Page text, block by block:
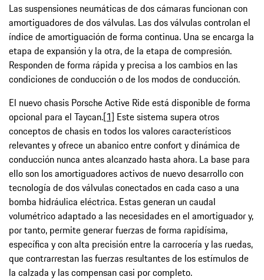
Las suspensiones neumáticas de dos cámaras funcionan con
amortiguadores de dos válvulas. Las dos válvulas controlan el
índice de amortiguación de forma continua. Una se encarga la
etapa de expansión y la otra, de la etapa de compresión.
Responden de forma rápida y precisa a los cambios en las
condiciones de conducción o de los modos de conducción.
El nuevo chasis Porsche Active Ride está disponible de forma
opcional para el Taycan.[1] Este sistema supera otros
conceptos de chasis en todos los valores característicos
relevantes y ofrece un abanico entre confort y dinámica de
conducción nunca antes alcanzado hasta ahora. La base para
ello son los amortiguadores activos de nuevo desarrollo con
tecnología de dos válvulas conectados en cada caso a una
bomba hidráulica eléctrica. Estas generan un caudal
volumétrico adaptado a las necesidades en el amortiguador y,
por tanto, permite generar fuerzas de forma rapidísima,
específica y con alta precisión entre la carrocería y las ruedas,
que contrarrestan las fuerzas resultantes de los estímulos de
la calzada y las compensan casi por completo.